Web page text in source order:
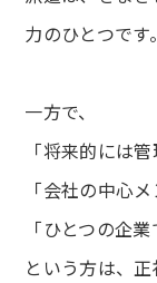
力のひとつです。
一方で、
「将来的には
「会社の中心
「ひとつの企
という方は、